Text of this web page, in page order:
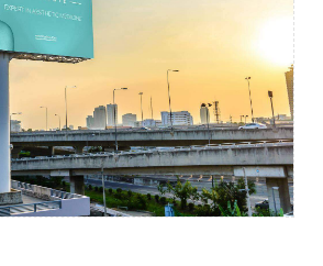
SWITZERLAND
Professionelles Außenwerbun-Design